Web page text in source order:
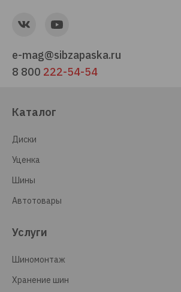
e-mag@sibzapaska.ru
8 800 222-54-54
Каталог
Диски
Уценка
Шины
Автотовары
Услуги
Шиномонтаж
Хранение шин